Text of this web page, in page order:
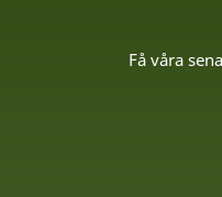
Få våra